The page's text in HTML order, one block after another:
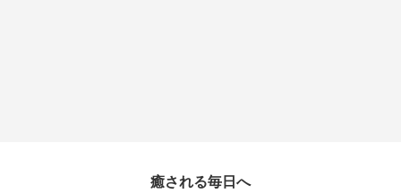
癒される毎日へ